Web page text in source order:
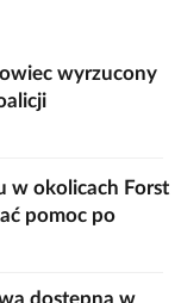
wyrzucony
w okolicach Forst
pomoc po
dostępna w